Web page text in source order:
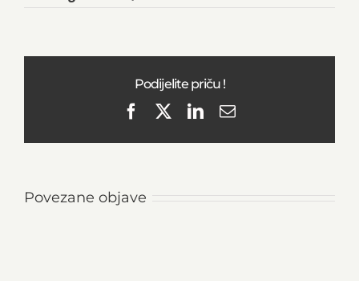
Podijelite priču !
FacebookLinkedIn
Email
Povezane objave